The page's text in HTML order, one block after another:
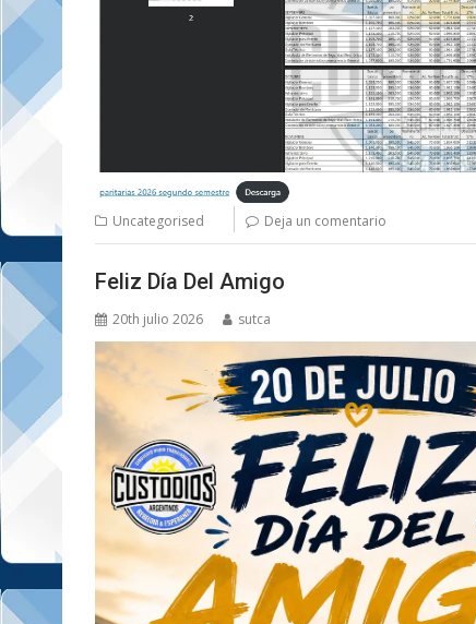
Uncategorised Deja un comentario
Feliz Día Del Amigo
20th julio 2026 sutca